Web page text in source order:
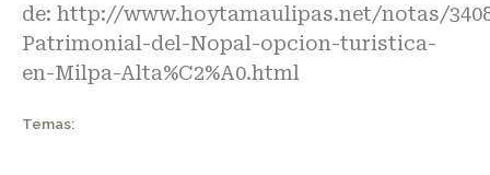
de: http://www.hoytamaulipas.net/notas/
Patrimonial-del-Nopal-opcion-turistica-
en-Milpa-Alta%C2%A0.html
Temas: